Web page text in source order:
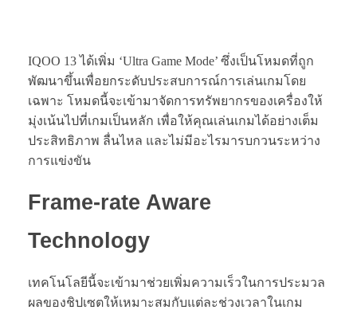
IQOO 13 ได้เพิ่ม ‘Ultra Game Mode’ ซึ่งเป็นโหมดที่ถูก
พัฒนาขึ้นเพื่อยกระดับประสบการณ์การเล่นเกมโดย
เฉพาะ โหมดนี้จะเข้ามาจัดการทรัพยากรของเครื่องให้
มุ่งเน้นไปที่เกมเป็นหลัก เพื่อให้คุณเล่นเกมได้อย่างเต็ม
ประสิทธิภาพ ลื่นไหล และไม่มีอะไรมารบกวนระหว่าง
การแข่งขัน
Frame-rate Aware
Technology
เทคโนโลยีนี้จะเข้ามาช่วยเพิ่มความเร็วในการประมวล
ผลของชิปเซตให้เหมาะสมกับแต่ละช่วงเวลาในเกม